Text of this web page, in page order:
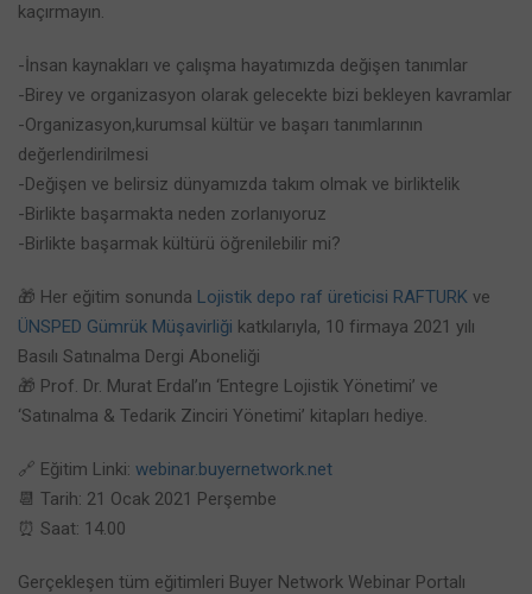
kaçırmayın.
-İnsan kaynakları ve çalışma hayatımızda değişen tanımlar
-Birey ve organizasyon olarak gelecekte bizi bekleyen kavramlar
-Organizasyon,kurumsal kültür ve başarı tanımlarının
değerlendirilmesi
-Değişen ve belirsiz dünyamızda takım olmak ve birliktelik
-Birlikte başarmakta neden zorlanıyoruz
-Birlikte başarmak kültürü öğrenilebilir mi?
🎁 Her eğitim sonunda Lojistik depo raf üreticisi RAFTURK ve
ÜNSPED Gümrük Müşavirliği katkılarıyla, 10 firmaya 2021 yılı
Basılı Satınalma Dergi Aboneliği
🎁 Prof. Dr. Murat Erdal’ın ‘Entegre Lojistik Yönetimi’ ve
‘Satınalma & Tedarik Zinciri Yönetimi’ kitapları hediye.
🔗 Eğitim Linki: webinar.buyernetwork.net
📆 Tarih: 21 Ocak 2021 Perşembe
⏰ Saat: 14.00
Gerçekleşen tüm eğitimleri Buyer Network Webinar Portalı